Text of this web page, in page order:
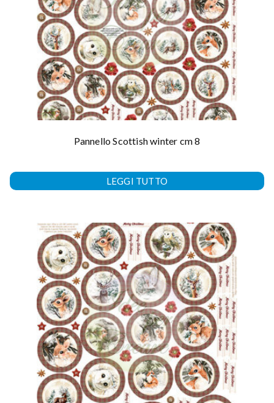
Pannello Scottish winter cm 8
LEGGI TUTTO